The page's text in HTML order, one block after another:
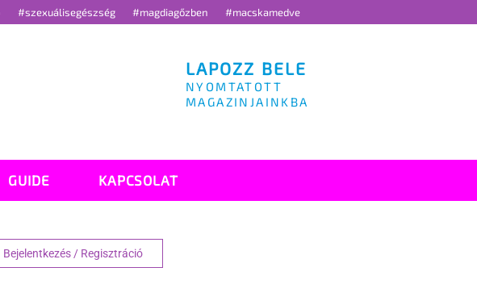
#szexuálisegészség #magdiagőzben #macskamedve
LAPOZZ BELE
NYOMTATOTT
MAGAZINJAINKBA
GUIDE KAPCSOLAT
Bejelentkezés / Regisztráció